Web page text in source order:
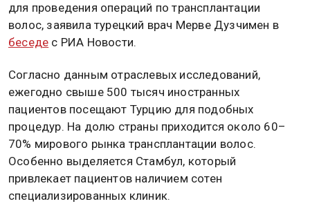
для проведения операций по трансплантации
волос, заявила турецкий врач Мерве Дузчимен в
беседе с РИА Новости.
Согласно данным отраслевых исследований,
ежегодно свыше 500 тысяч иностранных
пациентов посещают Турцию для подобных
процедур. На долю страны приходится около 60–
70% мирового рынка трансплантации волос.
Особенно выделяется Стамбул, который
привлекает пациентов наличием сотен
специализированных клиник.